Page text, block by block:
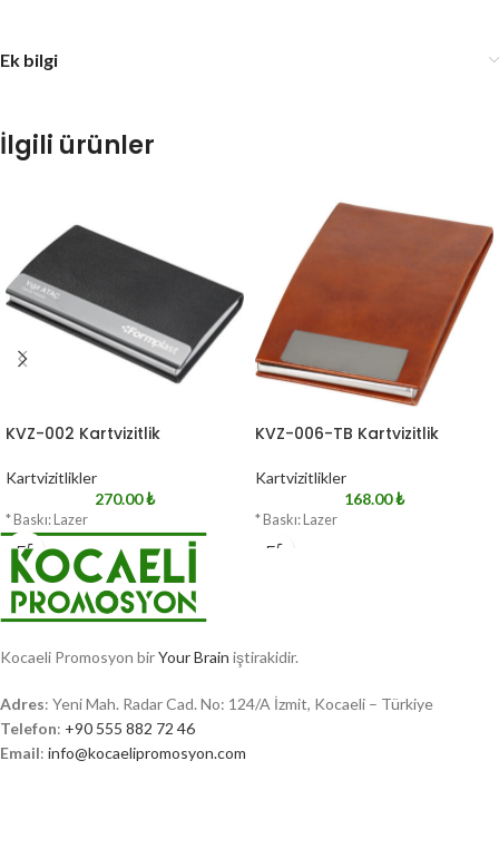
Ek bilgi
İlgili ürünler
KVZ-002 Kartvizitlik
Kartvizitlikler
270.00₺
* Baskı: Lazer
KVZ-006-TB Kartvizitlik
Kartvizitlikler
168.00₺
* Baskı: Lazer
Kocaeli Promosyon birYour Brain iştirakidir.
Adres: Yeni Mah. Radar Cad. No: 124/A İzmit, Kocaeli – Türkiye
Telefon: +90 555 882 72 46
Email: info@kocaelipromosyon.com